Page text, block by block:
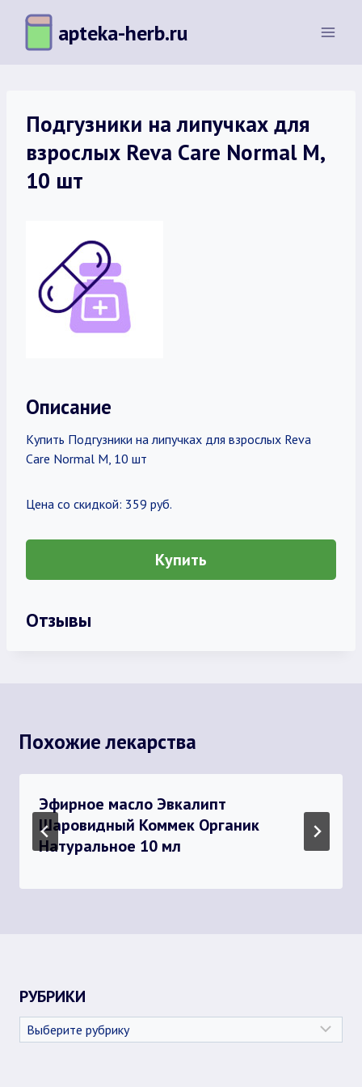
Перейти
содержимому
apteka-herb.ru
Подгузники на липучках для
взрослых Reva Care Normal M,
10 шт
Описание
Купить Подгузники на липучках для взрослых Reva
Care Normal M, 10 шт
Цена со скидкой: 359 руб.
Купить
Отзывы
Похожие лекарства
Эфирное масло Эвкалипт
Шаровидный Коммек Органик
Натуральное 10 мл
РУБРИКИ
Рубрики